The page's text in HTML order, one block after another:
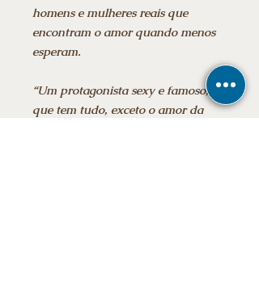
homens e mulheres reais que
encontram o amor quando menos
esperam.
“Um protagonista sexy e famoso,
que tem tudo, exceto o amor da